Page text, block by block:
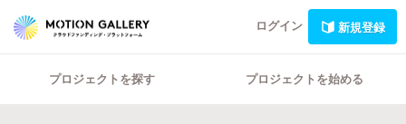
ログイン 新規登録
プロジェクトを探す プロジェクトを始める